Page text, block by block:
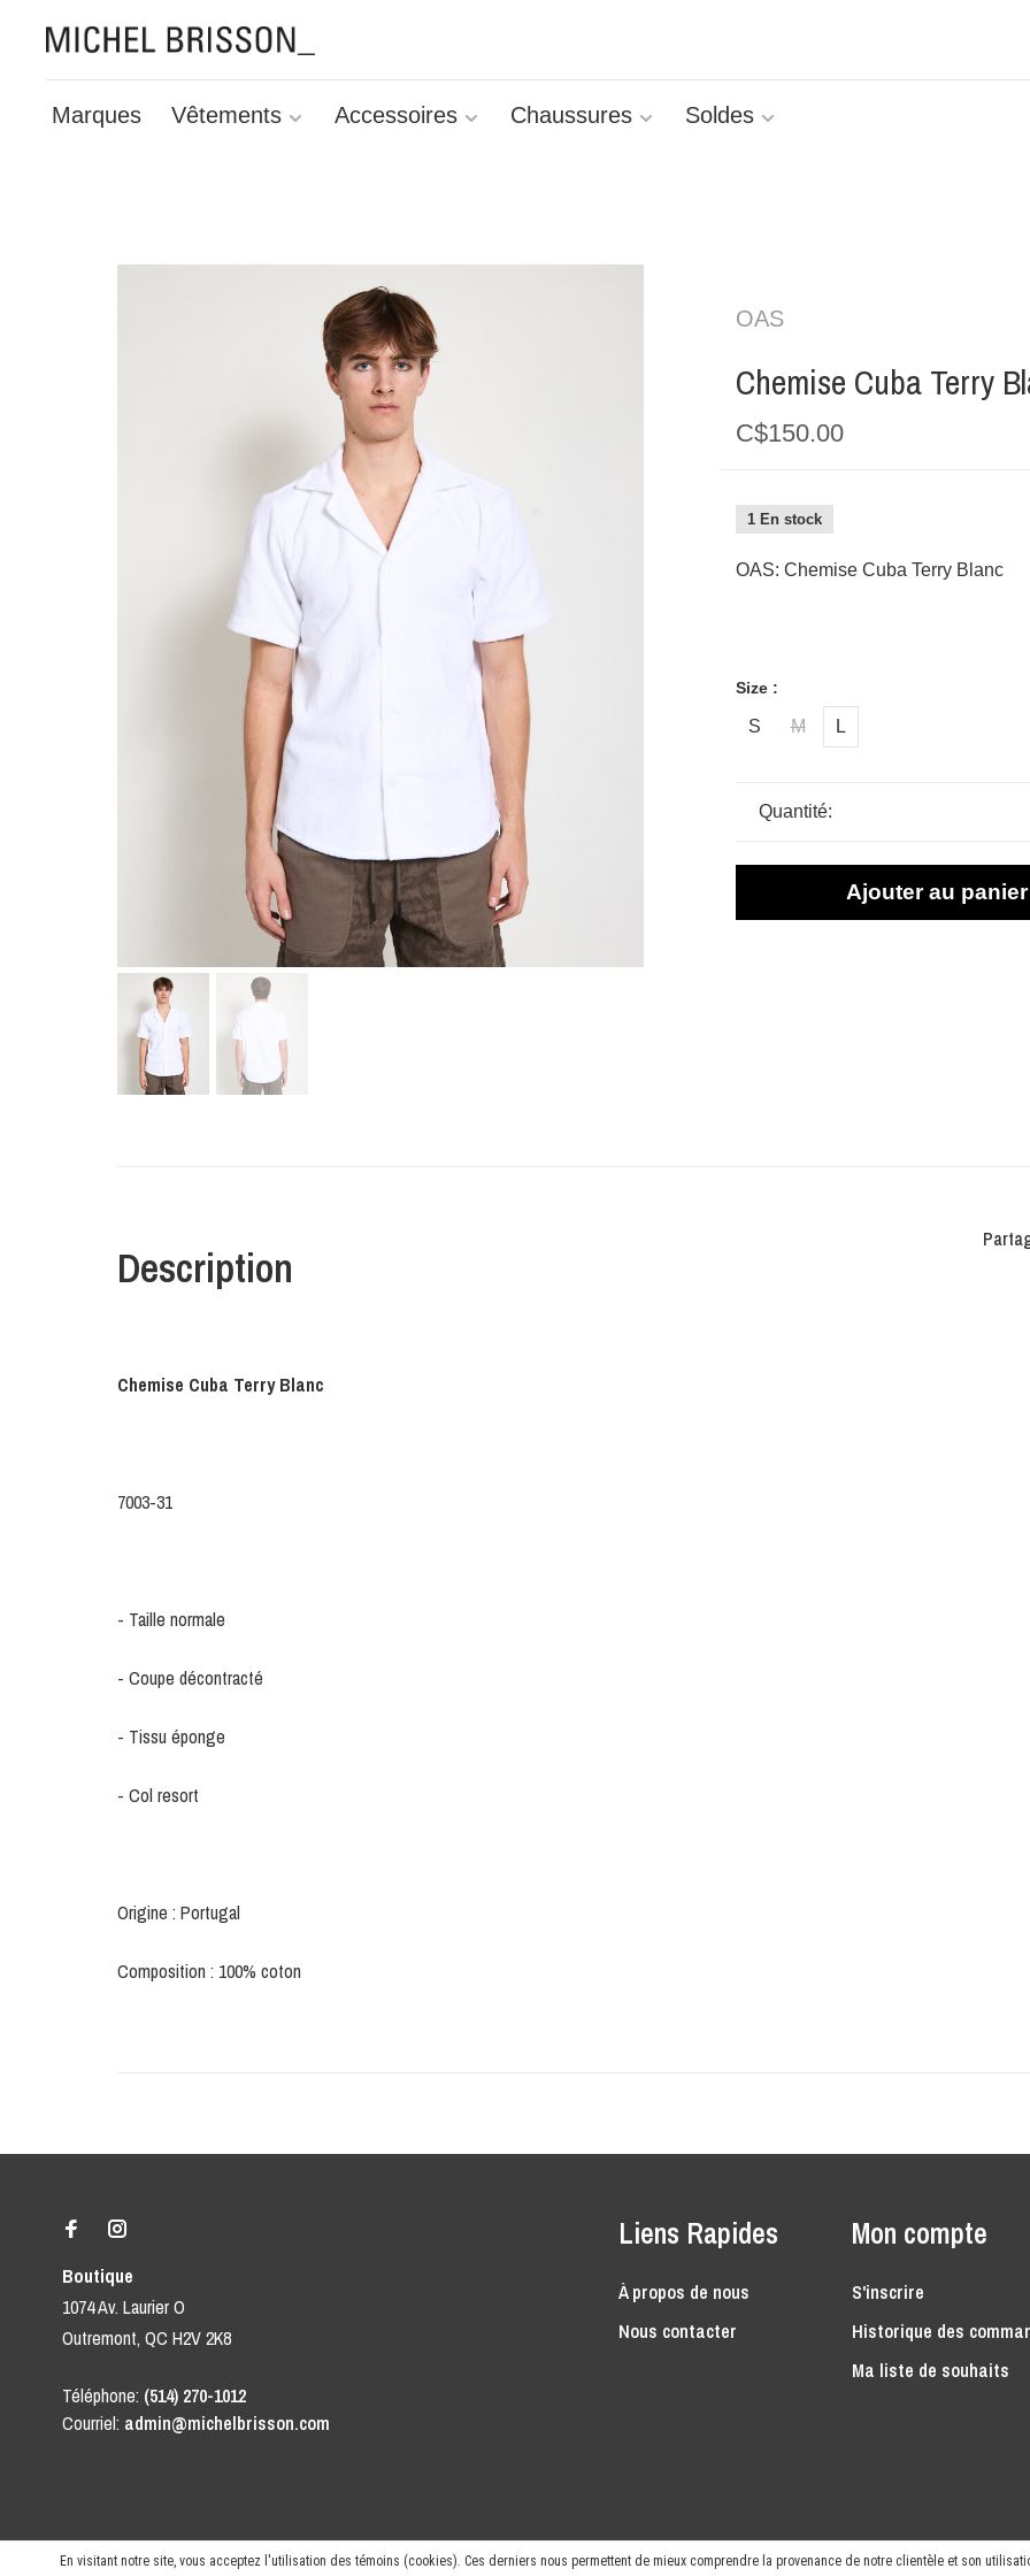
Marques Vêtements Accessoires Chaussures Soldes
OAS
Chemise Cuba Terry
C$150.00
1 En stock
OAS: Chemise Cuba Terry Blanc
Size :
S M L
Quantité:
Ajouter au panier
Description
Chemise Cuba Terry Blanc
7003-31
- Taille normale
- Coupe décontracté
- Tissu éponge
- Col resort
Origine : Portugal
Composition : 100% coton
En visitant notre site, vous acceptez l'utilisation des témoins (cookies). Ces derniers nous permettent de mieux comprendre la provenance de notre clientèle et son
Boutique
1074 Av. Laurier O
Outremont, QC H2V 2K8
Téléphone: (514) 270-1012
Courriel: admin@michelbrisson.com
Liens Rapides
À propos de nous
Nous contacter
Mon compte
S'inscrire
Historique des
Ma liste de souhaits